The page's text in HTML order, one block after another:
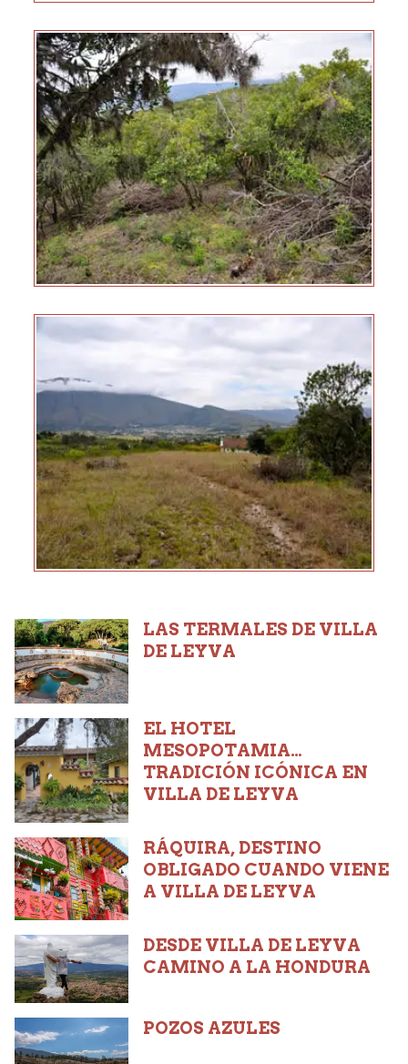
LAS TERMALES DE VILLA
DE LEYVA
EL HOTEL
MESOPOTAMIA…
TRADICIÓN ICÓNICA EN
VILLA DE LEYVA
RÁQUIRA, DESTINO
OBLIGADO CUANDO VIENE
A VILLA DE LEYVA
DESDE VILLA DE LEYVA
CAMINO A LA HONDURA
POZOS AZULES